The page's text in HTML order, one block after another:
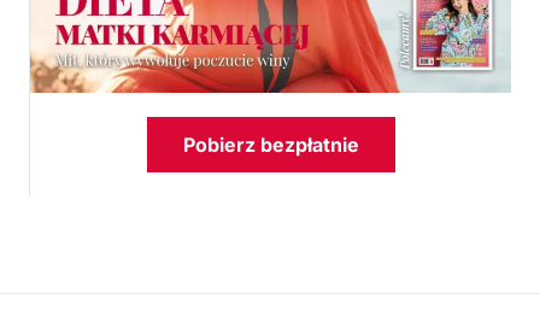
Pobierz bezpłatnie